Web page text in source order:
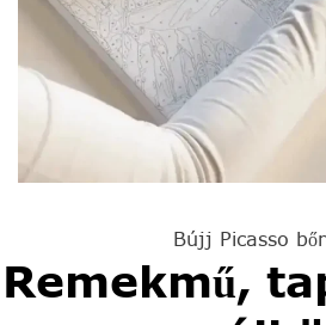
Bújj Picasso
Remekmű,